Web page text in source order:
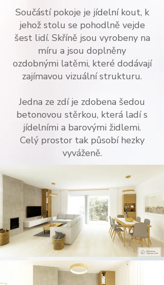
Součástí pokoje je jídelní kout, k
jehož stolu se pohodlně vejde
šest lidí. Skříně jsou vyrobeny na
míru a jsou doplněny
ozdobnými latěmi, které dodávají
zajímavou vizuální strukturu.
Jedna ze zdí je zdobena šedou
betonovou stěrkou, která ladí s
jídelními a barovými židlemi.
Celý prostor tak působí hezky
vyváženě.